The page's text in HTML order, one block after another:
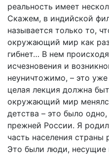
реальность имеет
Скажем, в индийской
называется только то,
окружающий мир как
гибнет… В нем
исчезновения и
неуничтожимо, – это
целая лекция должна
окружающий мир
детства – это было
прежней России. Я
часть населения
Это были люди, несущие